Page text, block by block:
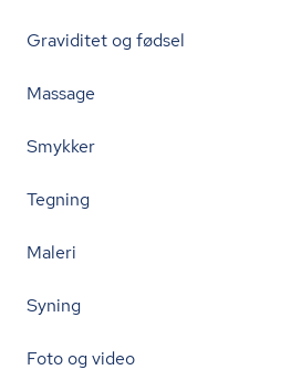
Graviditet og fødsel
Massage
Smykker
Tegning
Maleri
Syning
Foto og video